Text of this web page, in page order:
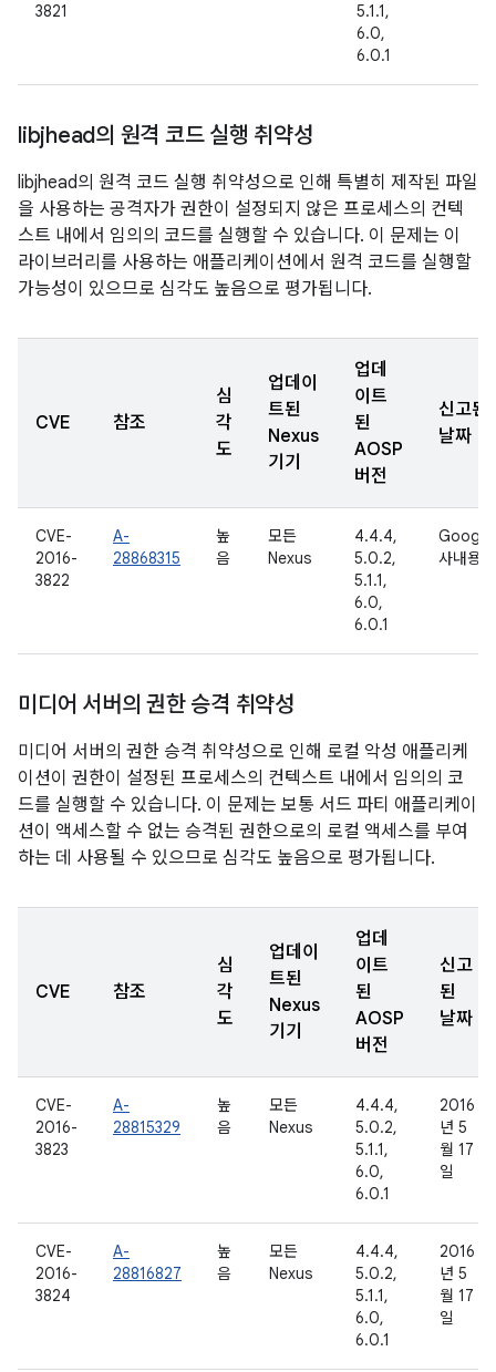
3821
5.1.1,
6.0,
6.0.1
libjhead의 원격 코드 실행 취약성
libjhead의 원격 코드 실행 취약성으로 인해 특별히 제작된 파일
을 사용하는 공격자가 권한이 설정되지 않은 프로세스의 컨텍
스트 내에서 임의의 코드를 실행할 수 있습니다. 이 문제는 이
라이브러리를 사용하는 애플리케이션에서 원격 코드를 실행할
가능성이 있으므로 심각도 높음으로 평가됩니다.
CVE 참조
심
각
도
업데이
트된
Nexus
기기
업데
이트
된
AOSP
버전
신고된
날짜
CVE-
2016-
3822
A-
28868315
높
음
모든
Nexus
4.4.4,
5.0.2,
5.1.1,
6.0,
6.0.1
Google
사내용
미디어 서버의 권한 승격 취약성
미디어 서버의 권한 승격 취약성으로 인해 로컬 악성 애플리케
이션이 권한이 설정된 프로세스의 컨텍스트 내에서 임의의 코
드를 실행할 수 있습니다. 이 문제는 보통 서드 파티 애플리케이
션이 액세스할 수 없는 승격된 권한으로의 로컬 액세스를 부여
하는 데 사용될 수 있으므로 심각도 높음으로 평가됩니다.
CVE 참조
심
각
도
업데이
트된
Nexus
기기
업데
이트
된
AOSP
버전
신고
된
날짜
CVE-
2016-
3823
A-
28815329
높
음
모든
Nexus
4.4.4,
5.0.2,
5.1.1,
6.0,
6.0.1
2016
년 5
월 17
일
CVE-
2016-
3824
A-
28816827
높
음
모든
Nexus
4.4.4,
5.0.2,
5.1.1,
6.0,
6.0.1
2016
년 5
월 17
일